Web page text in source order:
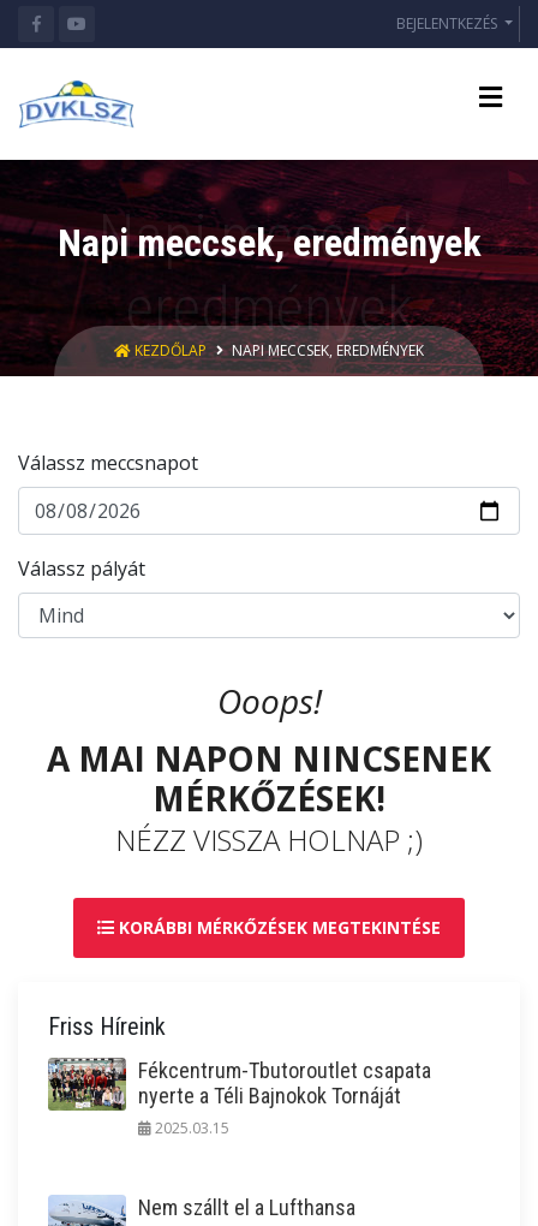
BEJELENTKEZÉS
Napi meccsek, eredmények
KEZDŐLAP NAPI MECCSEK, EREDMÉNYEK
Válassz meccsnapot
Válassz pályát
Ooops!
A MAI NAPON NINCSENEK
MÉRKŐZÉSEK!
NÉZZ VISSZA HOLNAP ;)
KORÁBBI MÉRKŐZÉSEK MEGTEKINTÉSE
Friss Híreink
Fékcentrum-Tbutoroutlet csapata
nyerte a Téli Bajnokok Tornáját
2025.03.15
Nem szállt el a Lufthansa